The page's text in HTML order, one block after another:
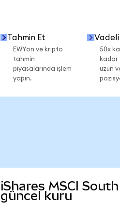
Tahmin Et
EWYon ve kripto
tahmin
piyasalarında işlem
yapın.
50x
kadar
uzun
iShares MSCI
güncel kuru